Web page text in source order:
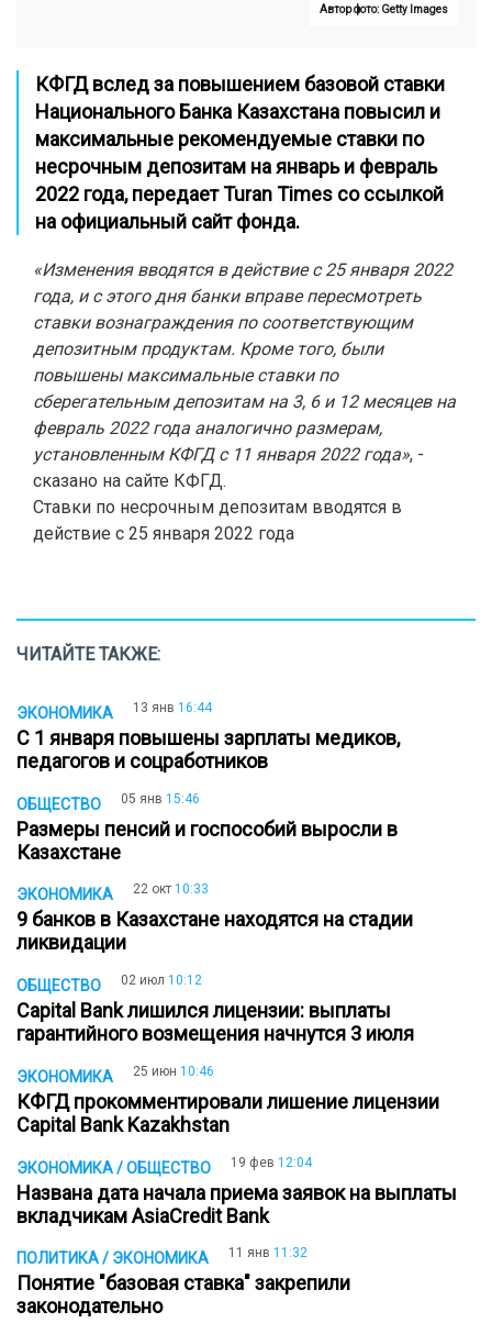
Автор фото: Getty Images
КФГД вслед за повышением базовой ставки
Национального Банка Казахстана повысил и
максимальные рекомендуемые ставки по
несрочным депозитам на январь и февраль
2022 года, передаетTuran Times со ссылкой
на официальный сайт фонда.
«Изменения вводятся в действие с 25 января 2022
года, и с этого дня банки вправе пересмотреть
ставки вознаграждения по соответствующим
депозитным продуктам. Кроме того, были
повышены максимальные ставки по
сберегательным депозитам на 3, 6 и 12 месяцев на
февраль 2022 года аналогично размерам,
установленным КФГД с 11 января 2022 года», -
сказано на сайте КФГД.
Ставки по несрочным депозитам вводятся в
действие с 25 января 2022 года
ЧИТАЙТЕ ТАКЖЕ:
ЭКОНОМИКА 13 янв 16:44
С 1 января повышены зарплаты медиков,
педагогов и соцработников
ОБЩЕСТВО 05 янв 15:46
Размеры пенсий и госпособий выросли в
Казахстане
ЭКОНОМИКА 22 окт 10:33
9 банков в Казахстане находятся на стадии
ликвидации
ОБЩЕСТВО 02 июл 10:12
Capital Bank лишился лицензии: выплаты
гарантийного возмещения начнутся 3 июля
ЭКОНОМИКА 25 июн 10:46
КФГД прокомментировали лишение лицензии
Capital Bank Kazakhstan
ЭКОНОМИКА / ОБЩЕСТВО 19 фев 12:04
Названа дата начала приема заявок на выплаты
вкладчикам AsiaCredit Bank
ПОЛИТИКА / ЭКОНОМИКА 11 янв 11:32
Понятие "базовая ставка" закрепили
законодательно